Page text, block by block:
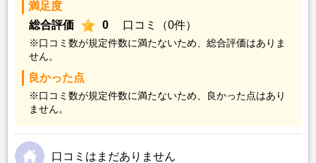
満足度
総合評価
0 口コミ（0件）
※口コミ数が規定件数に満たないため、総合評価はありま
せん。
良かった点
※口コミ数が規定件数に満たないため、良かった点はあり
ません。
口コミはまだありません